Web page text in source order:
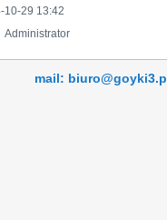
10-29 13:42
Administrator
mail: biuro@goyki3.pl